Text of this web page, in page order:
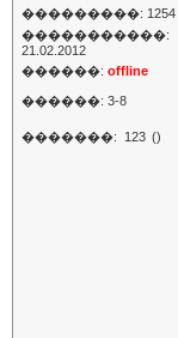
���������: 1254
�����������:
21.02.2012
������: offline
������: 3-8
�������: 123 ()